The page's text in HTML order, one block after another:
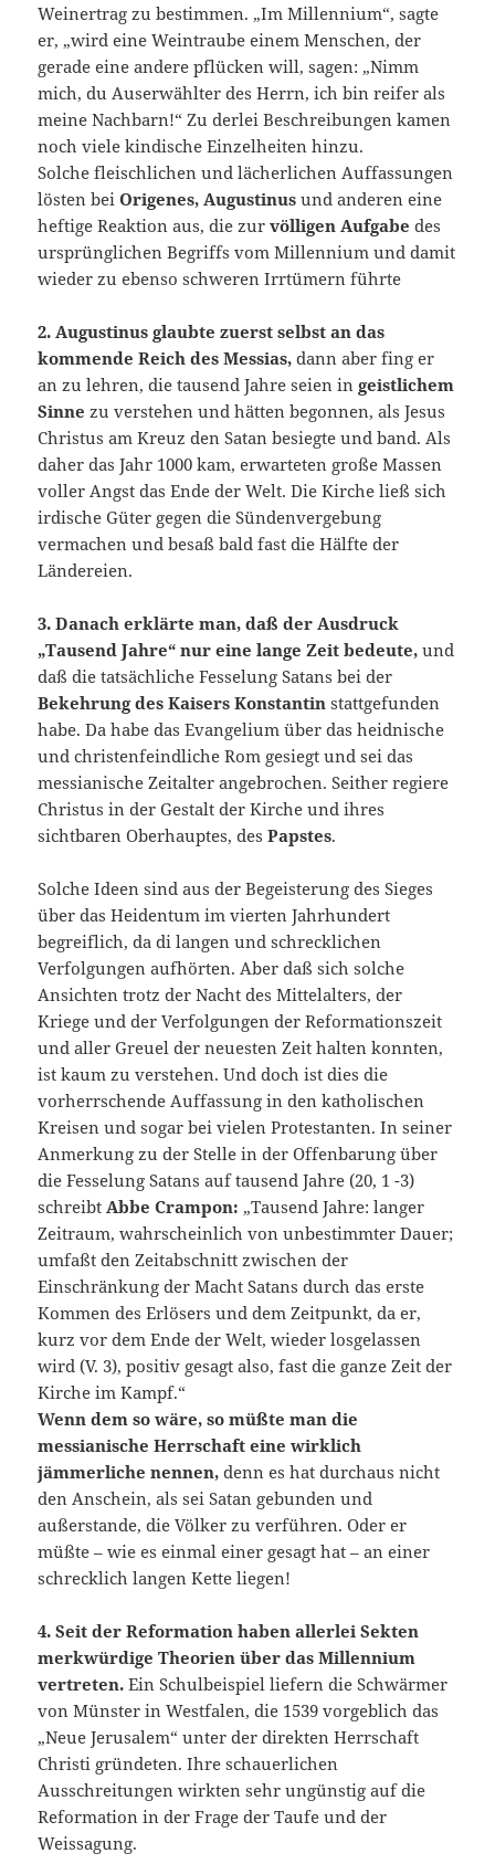
Weinertrag zu bestimmen. „Im Millennium“, sagte
er, „wird eine Weintraube einem Menschen, der
gerade eine andere pflücken will, sagen: „Nimm
mich, du Auserwählter des Herrn, ich bin reifer als
meine Nachbarn!“ Zu derlei Beschreibungen kamen
noch viele kindische Einzelheiten hinzu.
Solche fleischlichen und lächerlichen Auffassungen
lösten beiOrigenes, Augustinus und anderen eine
heftige Reaktion aus, die zurvölligen Aufgabe des
ursprünglichen Begriffs vom Millennium und damit
wieder zu ebenso schweren Irrtümern führte
2. Augustinus glaubte zuerst selbst an das
kommende Reich des Messias, dann aber fing er
an zu lehren, die tausend Jahre seien ingeistlichem
Sinne zu verstehen und hätten begonnen, als Jesus
Christus am Kreuz den Satan besiegte und band. Als
daher das Jahr 1000 kam, erwarteten große Massen
voller Angst das Ende der Welt. Die Kirche ließ sich
irdische Güter gegen die Sündenvergebung
vermachen und besaß bald fast die Hälfte der
Ländereien.
3. Danacherklärte man, daß der Ausdruck
„Tausend Jahre“ nur eine lange Zeit bedeute, und
daß die tatsächliche Fesselung Satans bei der
Bekehrung des Kaisers Konstantin stattgefunden
habe. Da habe das Evangelium über das heidnische
und christenfeindliche Rom gesiegt und sei das
messianische Zeitalter angebrochen. Seither regiere
Christus in der Gestalt der Kirche und ihres
sichtbaren Oberhauptes, des Papstes.
Solche Ideen sind aus der Begeisterung des Sieges
über das Heidentum im vierten Jahrhundert
begreiflich, da di langen und schrecklichen
Verfolgungen aufhörten. Aber daß sich solche
Ansichten trotz der Nacht des Mittelalters, der
Kriege und der Verfolgungen der Reformationszeit
und aller Greuel der neuesten Zeit halten konnten,
ist kaum zu verstehen. Und doch ist dies die
vorherrschende Auffassung in den katholischen
Kreisen und sogar bei vielen Protestanten. In seiner
Anmerkung zu der Stelle in der Offenbarung über
die Fesselung Satans auf tausend Jahre (20, 1 -3)
schreibtAbbe Crampon: „Tausend Jahre: langer
Zeitraum, wahrscheinlich von unbestimmter Dauer;
umfaßt den Zeitabschnitt zwischen der
Einschränkung der Macht Satans durch das erste
Kommen des Erlösers und dem Zeitpunkt, da er,
kurz vor dem Ende der Welt, wieder losgelassen
wird (V. 3), positiv gesagt also, fast die ganze Zeit der
Kirche im Kampf.“
Wenn dem so wäre, so müßte man die
messianische Herrschaft eine wirklich
jämmerliche nennen, denn es hat durchaus nicht
den Anschein, als sei Satan gebunden und
außerstande, die Völker zu verführen. Oder er
müßte – wie es einmal einer gesagt hat – an einer
schrecklich langen Kette liegen!
4. Seit der Reformation haben allerlei Sekten
merkwürdige Theorien über das Millennium
vertreten. Ein Schulbeispiel liefern die Schwärmer
von Münster in Westfalen, die 1539 vorgeblich das
„Neue Jerusalem“ unter der direkten Herrschaft
Christi gründeten. Ihre schauerlichen
Ausschreitungen wirkten sehr ungünstig auf die
Reformation in der Frage der Taufe und der
Weissagung.